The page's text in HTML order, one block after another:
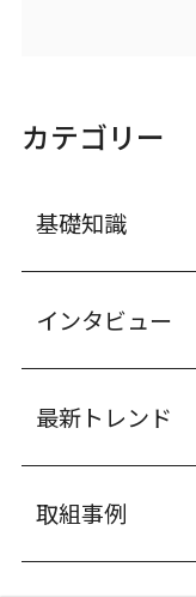
カテゴリー
基礎知識
インタビュー
最新トレンド
取組事例